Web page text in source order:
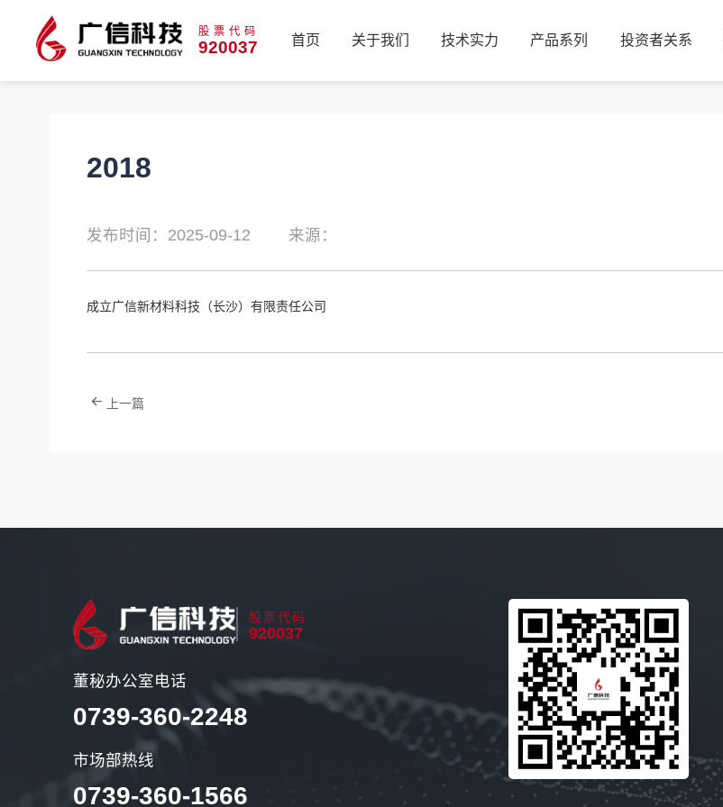
股票代码
920037 首页 关于我们 技术实力 产品系列 投资者关系
2018
发布时间：2025-09-12 来源：
成立广信新材料科技（长沙）有限责任公司
上一篇
股票代码
920037
董秘办公室电话
0739-360-2248
市场部热线
0739-360-1566